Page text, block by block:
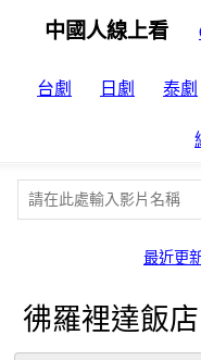
中國人線上看
台劇 日劇 泰劇
最近更
彿羅裡達飯店